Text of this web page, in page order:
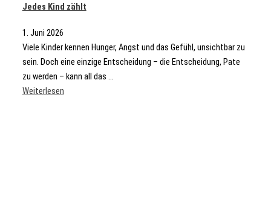
Jedes Kind zählt
1. Juni 2026
Viele Kinder kennen Hunger, Angst und das Gefühl, unsichtbar zu
sein. Doch eine einzige Entscheidung – die Entscheidung, Pate
zu werden – kann all das ...
Weiterlesen